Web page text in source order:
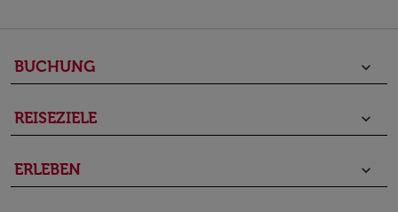
BUCHUNG keyboard_arrow_down
REISEZIELE keyboard_arrow_down
ERLEBEN keyboard_arrow_down